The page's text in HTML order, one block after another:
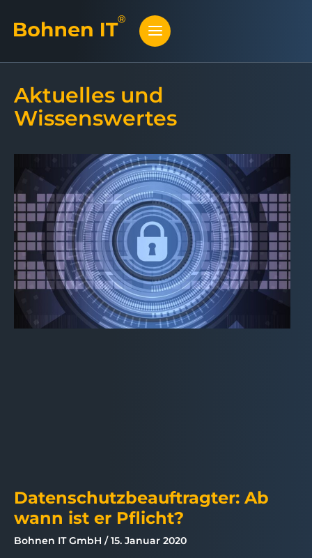
Aktuelles und
Wissenswertes
Datenschutzbeauftragter: Ab
wann ist er Pflicht?
Bohnen IT GmbH 15. Januar 2020